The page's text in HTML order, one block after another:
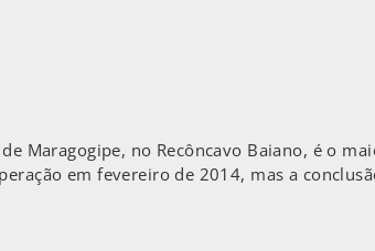
Maragogipe, no Recôncavo Baiano, é o
em fevereiro de 2014, mas a